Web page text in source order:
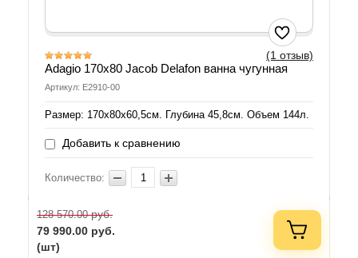
(1 отзыв)
Adagio 170x80 Jacob Delafon ванна чугунная
Артикул: E2910-00
Размер: 170х80х60,5см. Глубина 45,8см. Объем 144л.
Добавить к сравнению
Количество:
128 570.00руб.
79 990.00 руб.
(шт)